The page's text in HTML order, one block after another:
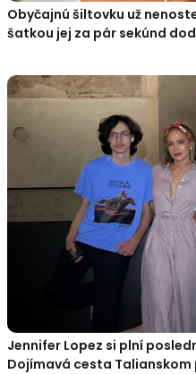
Obyčajnú šiltovku už
šatkou jej za pár sekúnd
Jennifer Lopez si plní
Dojímavá cesta